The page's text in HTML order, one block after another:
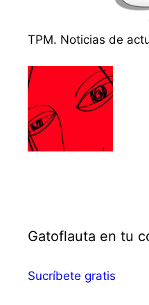
TPM. Noticias de
Gatoflauta en tu
Sucríbete gratis